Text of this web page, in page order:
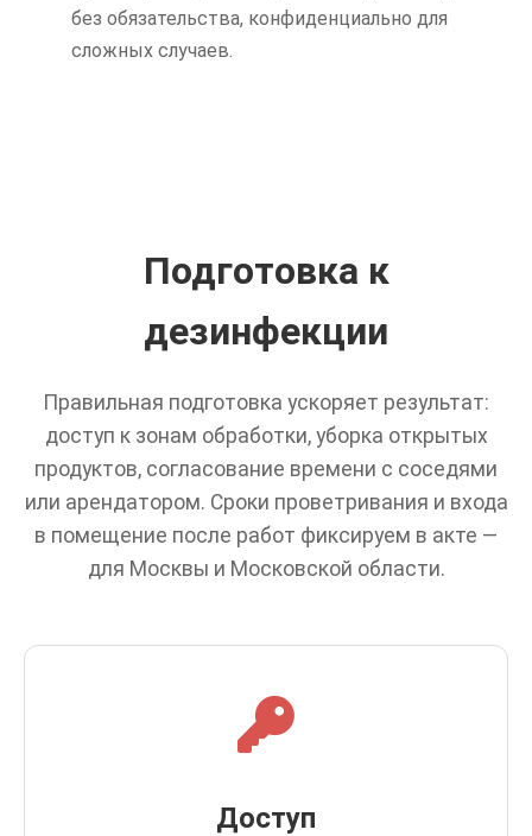
без обязательства, конфиденциально для
сложных случаев.
Подготовка к
дезинфекции
Правильная подготовка ускоряет результат:
доступ к зонам обработки, уборка открытых
продуктов, согласование времени с соседями
или арендатором. Сроки проветривания и входа
в помещение после работ фиксируем в акте —
для Москвы и Московской области.
Доступ